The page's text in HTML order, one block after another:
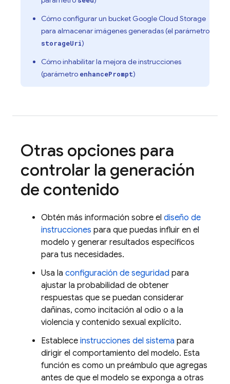
Cómo configurar un bucket Google Cloud Storage
para almacenar imágenes generadas (el parámetro
storageUri)
Cómo inhabilitar la mejora de instrucciones
(parámetro enhancePrompt)
Otras opciones para
controlar la generación
de contenido
Obtén más información sobre el diseño de
instrucciones para que puedas influir en el
modelo y generar resultados específicos
para tus necesidades.
Usa la configuración de seguridad para
ajustar la probabilidad de obtener
respuestas que se puedan considerar
dañinas, como incitación al odio o a la
violencia y contenido sexual explícito.
Establece instrucciones del sistema para
dirigir el comportamiento del modelo. Esta
función es como un preámbulo que agregas
antes de que el modelo se exponga a otras